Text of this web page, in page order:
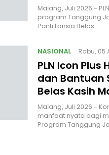
Malang, Juli 2026 –
program Tanggung
Panti Lansia Belas…
NASIONAL Rabu, 05
PLN Icon
dan Bantuan
Belas Kasih
Malang, Juli 2026 –
manfaat nyata bagi
Program Tanggung